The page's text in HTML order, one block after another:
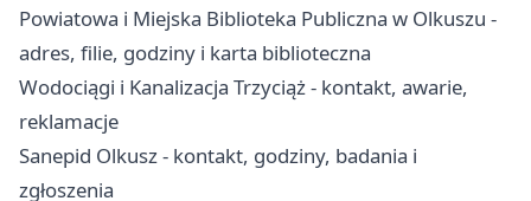
Powiatowa i Miejska Biblioteka Publiczna w Olkuszu -
adres, filie, godziny i karta biblioteczna
Wodociągi i Kanalizacja Trzyciąż - kontakt, awarie,
reklamacje
Sanepid Olkusz - kontakt, godziny, badania i
zgłoszenia